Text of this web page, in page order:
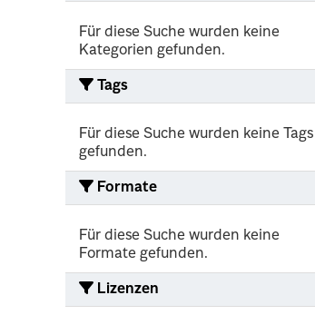
Für diese Suche wurden keine
Kategorien gefunden.
Tags
Für diese Suche wurden keine Tags
gefunden.
Formate
Für diese Suche wurden keine
Formate gefunden.
Lizenzen